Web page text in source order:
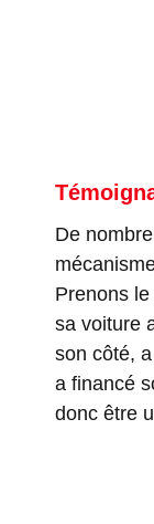
De
Prenons
sa voiture
son côté,
a financé
donc être